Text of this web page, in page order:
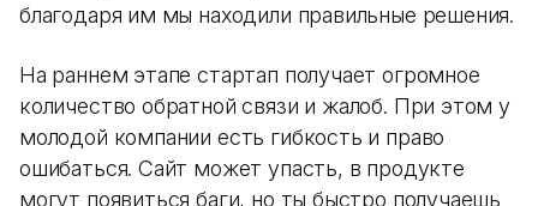
благодаря им мы находили правильные решения.
На раннем этапе стартап получает огромное
количество обратной связи и жалоб. При этом у
молодой компании есть гибкость и право
ошибаться. Сайт может упасть, в продукте
могут появиться баги, но ты быстро получаешь